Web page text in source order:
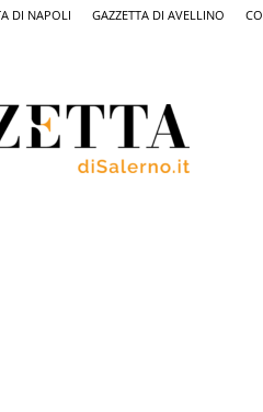
DI NAPOLI GAZZETTA DI AVELLINO
Salerno,
il
quotidiano